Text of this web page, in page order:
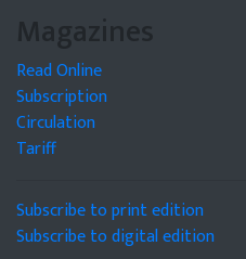
Magazines
Read Online
Subscription
Circulation
Tariff
Subscribe to print edition
Subscribe to digital edition